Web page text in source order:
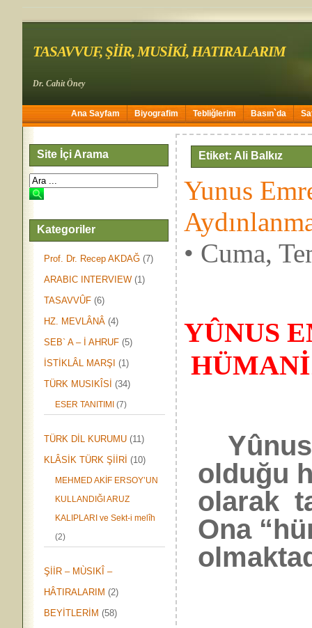
TASAVVUF, ŞİİR, MUSİKİ, HATIRALARIM
Dr. Cahit Öney
Ana Sayfam Biyografim Tebliğlerim Basın`da
Site İçi Arama
Kategoriler
Prof. Dr. Recep AKDAĞ (7)
ARABIC INTERVIEW (1)
TASAVVÛF (6)
HZ. MEVLÂNÂ (4)
SEB` A – İ AHRUF (5)
İSTİKLÂL MARŞI (1)
TÜRK MUSIKÎSİ (34)
ESER TANITIMI (7)
TÜRK DİL KURUMU (11)
KLÂSİK TÜRK ŞİİRİ (10)
MEHMED AKİF ERSOY’UN
KULLANDIĞI ARUZ
KALIPLARI ve Sekt-i melîh
(2)
ŞİİR – MÙSIKÎ –
HÂTIRALARIM (2)
BEYİTLERİM (58)
Etiket: Ali Balkız
Yunus
• Cuma,
YÛNUS
Yûnus
olduğu
olarak
Ona